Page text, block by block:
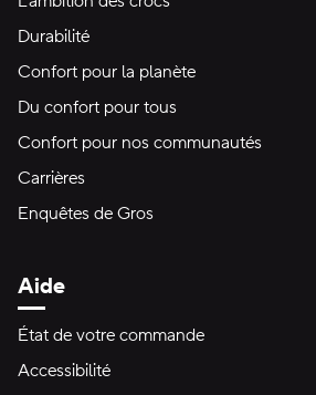
Durabilité
Confort pour la planète
Du confort pour tous
Confort pour nos communautés
Carrières
Enquêtes de Gros
Aide
État de votre commande
Accessibilité